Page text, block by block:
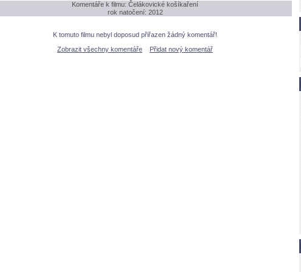
Komentáře k filmu: Čelákovické košíkaření
rok natočení: 2012
K tomuto filmu nebyl doposud přiřazen žádný komentář!
Zobrazit všechny komentáře
Přidat nový komentář